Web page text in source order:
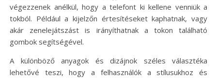
végezzenek anélkül, hogy a telefont ki kellene venniük a
tokból. Például a kijelzőn értesítéseket kaphatnak, vagy
akár zenelejátszást is irányíthatnak a tokon található
gombok segítségével.
A különböző anyagok és dizájnok széles választéka
lehetővé teszi, hogy a felhasználók a stílusukhoz és